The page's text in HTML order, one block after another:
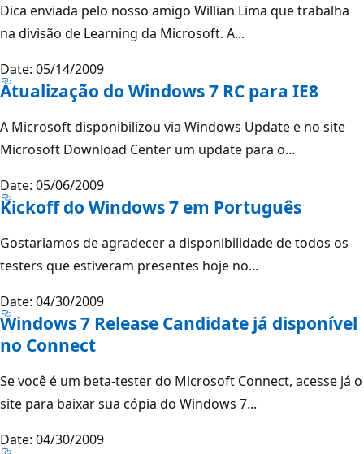
Dica enviada pelo nosso amigo Willian Lima que trabalha
na divisão de Learning da Microsoft. A...
Date: 05/14/2009
Atualização do Windows 7 RC para IE8
A Microsoft disponibilizou via Windows Update e no site
Microsoft Download Center um update para o...
Date: 05/06/2009
Kickoff do Windows 7 em Português
Gostariamos de agradecer a disponibilidade de todos os
testers que estiveram presentes hoje no...
Date: 04/30/2009
Windows 7 Release Candidate já disponível
no Connect
Se você é um beta-tester do Microsoft Connect, acesse já o
site para baixar sua cópia do Windows 7...
Date: 04/30/2009